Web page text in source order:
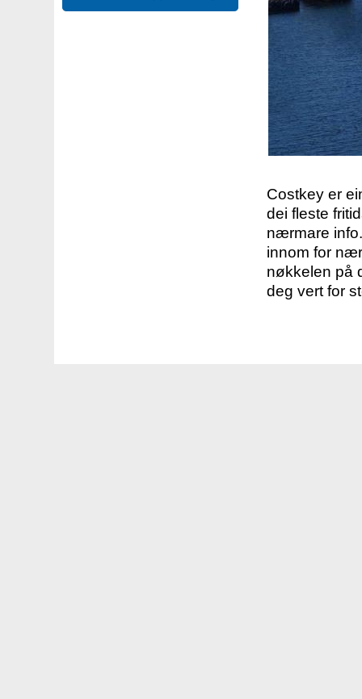
Costkey er
dei fleste
nærmare
innom for
nøkkelen på
deg vert for